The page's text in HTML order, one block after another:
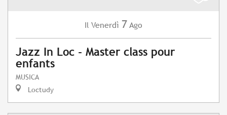
Il Venerdì 7 Ago
Jazz In Loc - Master class pour
enfants
MUSICA
Loctudy